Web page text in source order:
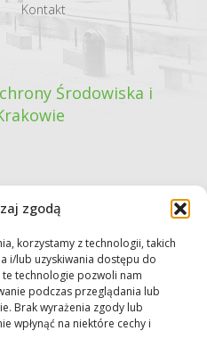
zgodą
korzystamy z technologii, takich
i/lub uzyskiwania dostępu do
technologie pozwoli nam
podczas przeglądania lub
Brak wyrażenia zgody lub
wpłynąć na niektóre cechy i
Kontakt
Środowiska i